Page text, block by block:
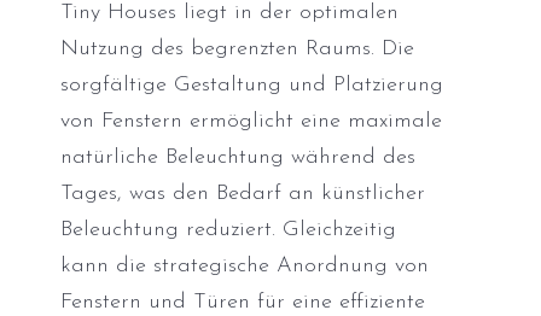
Tiny Houses liegt in der optimalen
Nutzung des begrenzten Raums. Die
sorgfältige Gestaltung und Platzierung
von Fenstern ermöglicht eine maximale
natürliche Beleuchtung während des
Tages, was den Bedarf an künstlicher
Beleuchtung reduziert. Gleichzeitig
kann die strategische Anordnung von
Fenstern und Türen für eine effiziente